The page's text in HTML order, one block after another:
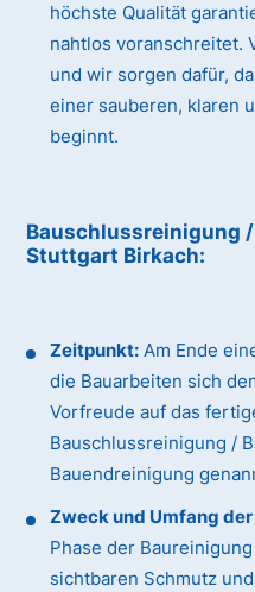
höchste Qualität
nahtlos voranschreitet.
und wir sorgen dafür,
einer sauberen, klaren
beginnt.
Bauschlussreinigung
Stuttgart Birkach:
Zeitpunkt: Am Ende
die Bauarbeiten sich
Vorfreude auf das
Bauschlussreinigung /
Bauendreinigung
Zweck und Umfang
Phase der
sichtbaren Schmutz